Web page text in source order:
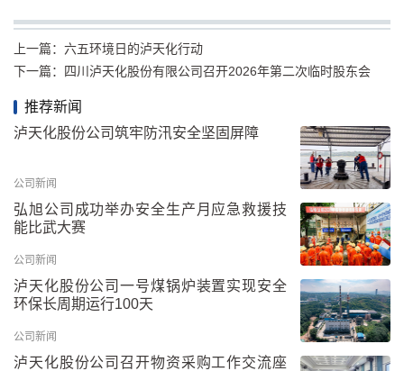
上一篇： 六五环境日的泸天化行动
下一篇：
四川泸天化股份有限公司召开2026年第二次临时股东会
推荐新闻
泸天化股份公司筑牢防汛安全坚固屏障
公司新闻
弘旭公司成功举办安全生产月应急救援技
能比武大赛
公司新闻
泸天化股份公司一号煤锅炉装置实现安全
环保长周期运行100天
公司新闻
泸天化股份公司召开物资采购工作交流座